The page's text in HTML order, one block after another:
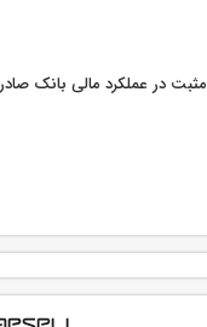
مثبت در عملکرد مالی بانک